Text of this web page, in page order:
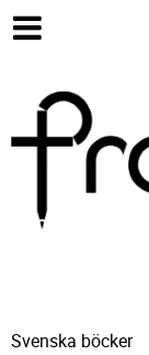
Svenska böcker